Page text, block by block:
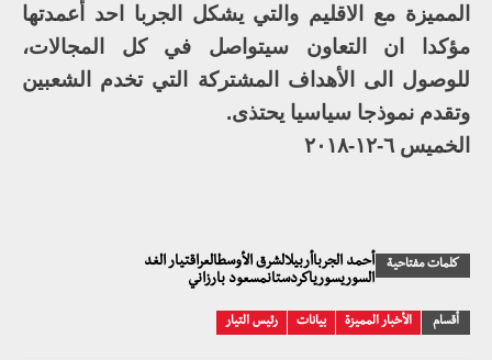
المميزة مع الاقليم والتي يشكل الجربا احد أعمدتها
مؤكدا ان التعاون سيتواصل في كل المجالات،
للوصول الى الأهداف المشتركة التي تخدم الشعبين
وتقدم نموذجا سياسيا يحتذى.
الخميس ٦-١٢-٢٠١٨
كلمات مفتاحية
أحمد الجرباأربيلالشرق الأوسطالعراقتيار الغد
السوريسورياكردستانمسعود بارزاني
أقسام الأخبار المميزة بيانات رئيس التيار